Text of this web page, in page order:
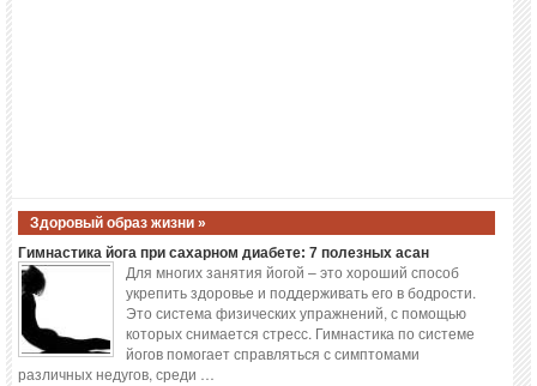
Здоровый образ жизни »
Гимнастика йога при сахарном диабете: 7 полезных асан
Для многих занятия йогой – это хороший способ
укрепить здоровье и поддерживать его в бодрости.
Это система физических упражнений, с помощью
которых снимается стресс. Гимнастика по системе
йогов помогает справляться с симптомами
различных недугов, среди …